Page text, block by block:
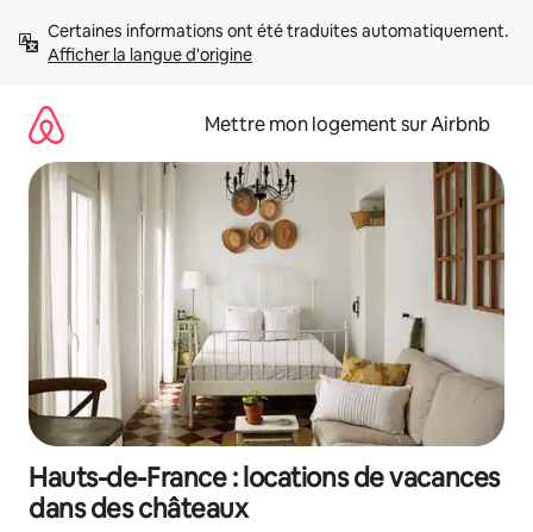
directement
Afficher la langue d'origine
Mettre mon logement sur Airbnb
Hauts-de-France : locations de vacances
dans des châteaux